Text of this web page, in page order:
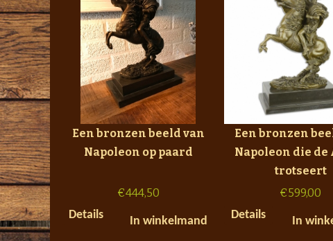
Een bronzen beeld van
Napoleon op paard
€444,50
Details
In winkelmand
Een bronzen
Napoleon die de
trotseert
€599,00
Details
In